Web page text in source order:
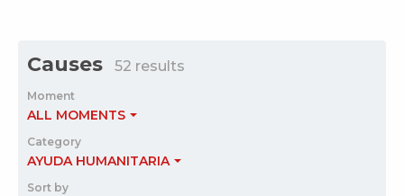
Causes 52 results
Moment
ALL MOMENTS
Category
AYUDA HUMANITARIA
Sort by